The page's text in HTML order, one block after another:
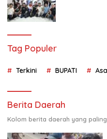
Tag Populer
Terkini BUPATI
Berita Daerah
Kolom berita daerah yang